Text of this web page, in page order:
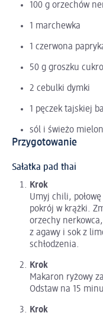
100 g orzechów
1 marchewka
1 czerwona
50 g groszku
2 cebulki dymki
1 pęczek tajskiej
sól i świeżo
Przygotowanie
Sałatka pad thai
Krok
Umyj chili,
pokrój w krążki.
orzechy
z agawy i sok z
schłodzenia.
Krok
Makaron ryżowy
Odstaw na 15
Krok